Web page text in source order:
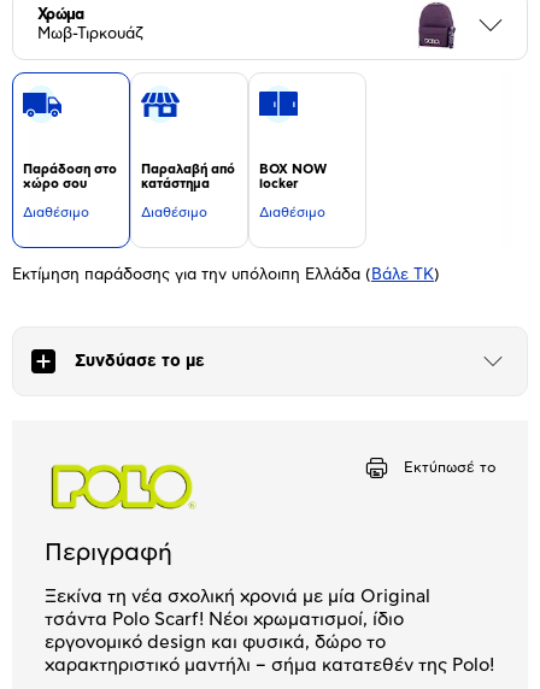
Χρώμα
Μωβ-Τιρκουάζ
Παράδοση στο
χώρο σου
Διαθέσιμο
Παραλαβή από
κατάστημα
Διαθέσιμο
BOX NOW
locker
Διαθέσιμο
Εκτίμηση παράδοσης για την υπόλοιπη Ελλάδα ( Βάλε ΤΚ)
Συνδύασε το με
Άνοιξε
Εκτύπωσέ το
Περιγραφή
Ξεκίνα τη νέα σχολική χρονιά με μία Original
τσάντα Polo Scarf! Νέοι χρωματισμοί, ίδιο
εργονομικό design και φυσικά, δώρο το
χαρακτηριστικό μαντήλι – σήμα κατατεθέν της Polo!